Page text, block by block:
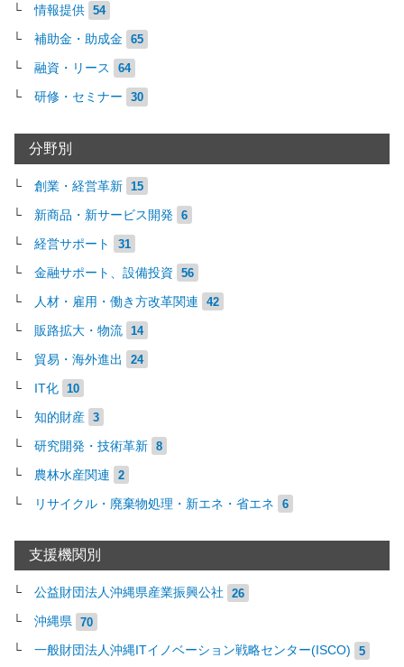
情報提供 54
補助金・助成金 65
融資・リース 64
研修・セミナー 30
分野別
創業・経営革新 15
新商品・新サービス開発 6
経営サポート 31
金融サポート、設備投資 56
人材・雇用・働き方改革関連 42
販路拡大・物流 14
貿易・海外進出 24
IT化 10
知的財産 3
研究開発・技術革新 8
農林水産関連 2
リサイクル・廃棄物処理・新エネ・省エネ 6
支援機関別
公益財団法人沖縄県産業振興公社 26
沖縄県 70
一般財団法人沖縄ITイノベーション戦略センター(ISCO) 5